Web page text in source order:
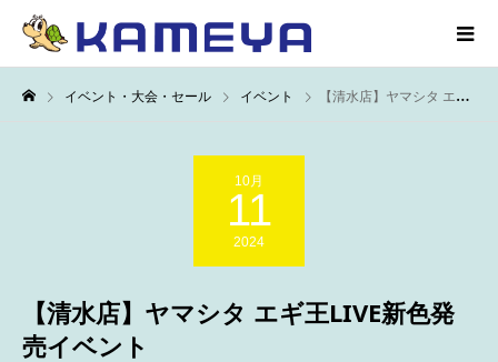
イベント・大会・セール イベント 【清水店】ヤマシタ エギ王LIVE新色発売イベント
10月
11
2024
【清水店】ヤマシタ エギ王LIVE新色発
売イベント